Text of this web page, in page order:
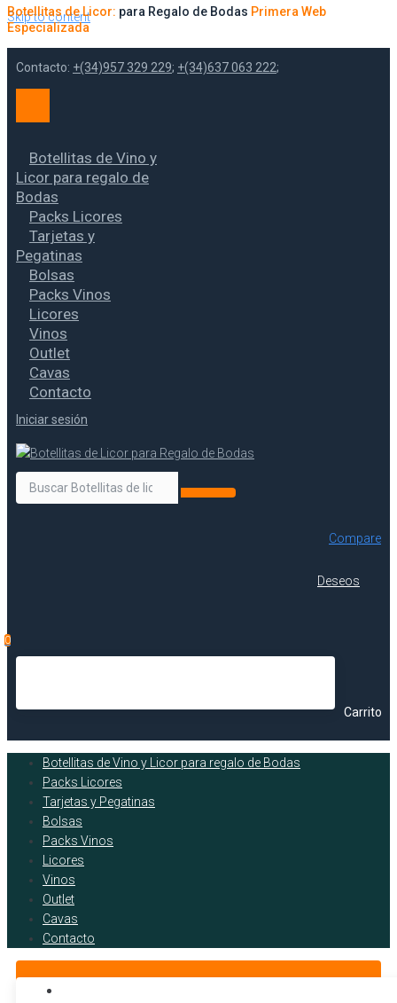
Skip to content
Botellitas de Licor: para Regalo de Bodas Primera Web
Especializada
Contacto: +(34)957 329 229; +(34)637 063 222;
Botellitas de Vino y
Licor para regalo de
Bodas
Packs Licores
Tarjetas y
Pegatinas
Bolsas
Packs Vinos
Licores
Vinos
Outlet
Cavas
Contacto
Iniciar sesión
Compare
Deseos
0
Carrito
Botellitas de Vino y Licor para regalo de Bodas
Packs Licores
Tarjetas y Pegatinas
Bolsas
Packs Vinos
Licores
Vinos
Outlet
Cavas
Contacto